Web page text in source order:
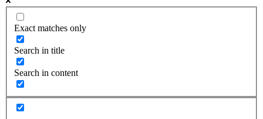
Exact matches only
Search in title
Search in content